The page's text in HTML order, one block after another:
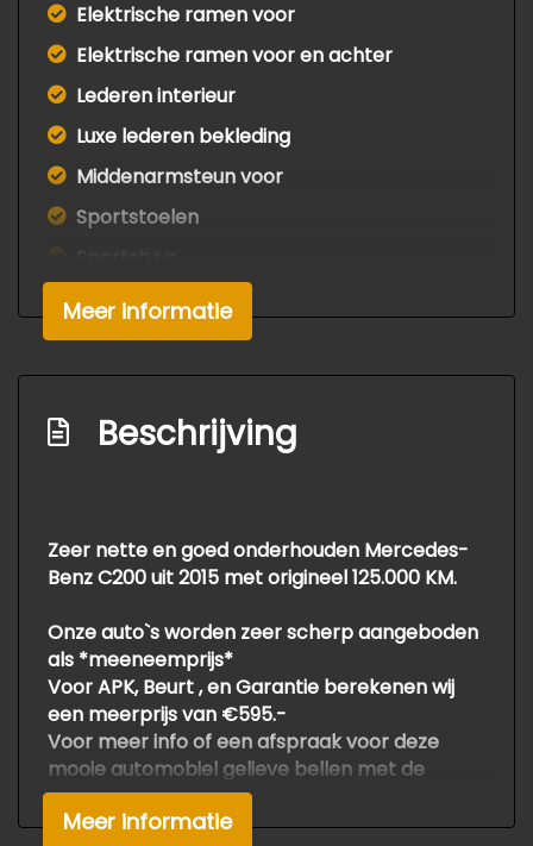
Elektrische ramen voor
Elektrische ramen voor en achter
Lederen interieur
Luxe lederen bekleding
Middenarmsteun voor
Sportstoelen
Stuur leder
Stuur leder en multifunctioneel
Stuurbekrachtiging
Stuurbekrachtiging snelheidsafhankelijk
Voorstoel(en) elektrisch verstelbaar
Exterieur
Buitenspiegels elektrisch inklapbaar
Buitenspiegels elektrisch verstel- en
verwarmbaar
Buitenspiegels elektrisch verstelbaar
Buitenspiegels verwarmbaar
Centrale vergrendeling met
Meer informatie
Beschrijving
Zeer nette en goed onderhouden Mercedes-
Benz C200 uit 2015 met origineel 125.000 KM.
Onze auto`s worden zeer scherp aangeboden
als *meeneemprijs*
Voor APK, Beurt , en Garantie berekenen wij
een meerprijs van €595.-
Voor meer info of een afspraak voor deze
mooie automobiel gelieve bellen met de
verkoop
Druk en zetfouten voorbehouden.
Meer informatie